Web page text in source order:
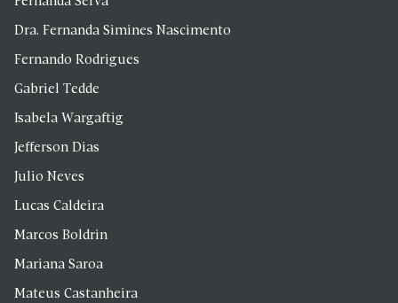
Dra. Fernanda Simines Nascimento
Fernando Rodrigues
Gabriel Tedde
Isabela Wargaftig
Jefferson Dias
Julio Neves
Lucas Caldeira
Marcos Boldrin
Mariana Saroa
Mateus Castanheira